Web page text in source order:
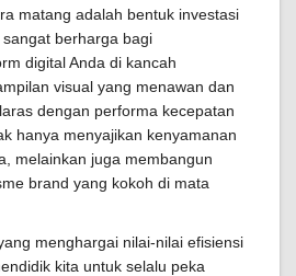
matang adalah bentuk investasi
berharga bagi
digital Anda di kancah
visual yang menawan dan
dengan performa kecepatan
hanya menyajikan kenyamanan
melainkan juga membangun
brand yang kokoh di mata
menghargai nilai-nilai efisiensi
kita untuk selalu peka